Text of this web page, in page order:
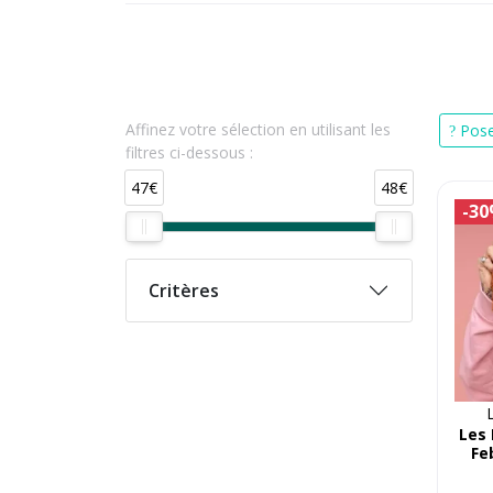
-
Les
Affinez votre sélection en utilisant les
filtres ci-dessous :
47€
48€
Critères